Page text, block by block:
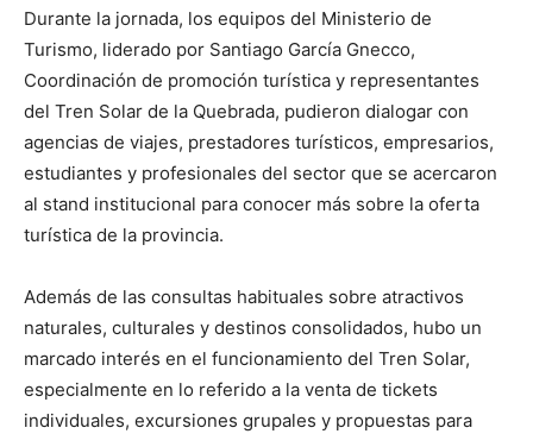
Durante la jornada, los equipos del Ministerio de
Turismo, liderado por Santiago García Gnecco,
Coordinación de promoción turística y representantes
del Tren Solar de la Quebrada, pudieron dialogar con
agencias de viajes, prestadores turísticos, empresarios,
estudiantes y profesionales del sector que se acercaron
al stand institucional para conocer más sobre la oferta
turística de la provincia.
Además de las consultas habituales sobre atractivos
naturales, culturales y destinos consolidados, hubo un
marcado interés en el funcionamiento del Tren Solar,
especialmente en lo referido a la venta de tickets
individuales, excursiones grupales y propuestas para